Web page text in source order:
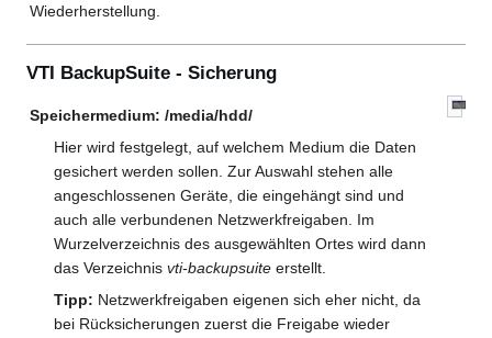
Wiederherstellung.
VTI BackupSuite - Sicherung
Speichermedium: /media/hdd/
Hier wird festgelegt, auf welchem Medium die Daten
gesichert werden sollen. Zur Auswahl stehen alle
angeschlossenen Geräte, die eingehängt sind und
auch alle verbundenen Netzwerkfreigaben. Im
Wurzelverzeichnis des ausgewählten Ortes wird dann
das Verzeichnisvti-backupsuite erstellt.
Tipp: Netzwerkfreigaben eigenen sich eher nicht, da
bei Rücksicherungen zuerst die Freigabe wieder